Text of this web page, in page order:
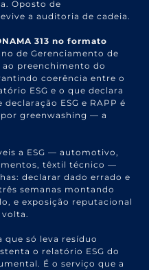
Oposto de
a auditoria de cadeia.
313 no formato
de Gerenciamento de
ao preenchimento do
coerência entre o
ESG e o que declara
ESG e RAPP é
greenwashing — a
a ESG — automotivo,
têxtil técnico —
declarar dado errado e
semanas montando
e exposição reputacional
que só leva resíduo
o relatório ESG do
É o serviço que a